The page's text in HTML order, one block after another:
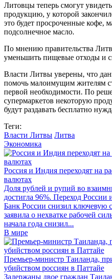
Литовцы теперь смогут
продукцию, у которой
это будет просроченные кофе,
подсолнечное масло.
По мнению правительства
уменьшить пищевые отходы и
Власти Литвы уверены, что
помочь малоимущим жителям
первой необходимости. По
супермаркетов некоторую
будут раздавать бесплатно
Теги:
Власти Литвы Литва
Экономика
Россия и Индия переходят на
валютах
Доля рублей и рупий во
достигла 96%. Переход
Банк России снизил ключевую
заявила о нехватке рабочей
начала года снизил...
В мире
Премьер-министр Таиланда,
убийством россиян в Паттайе
Задержаны двое граждан